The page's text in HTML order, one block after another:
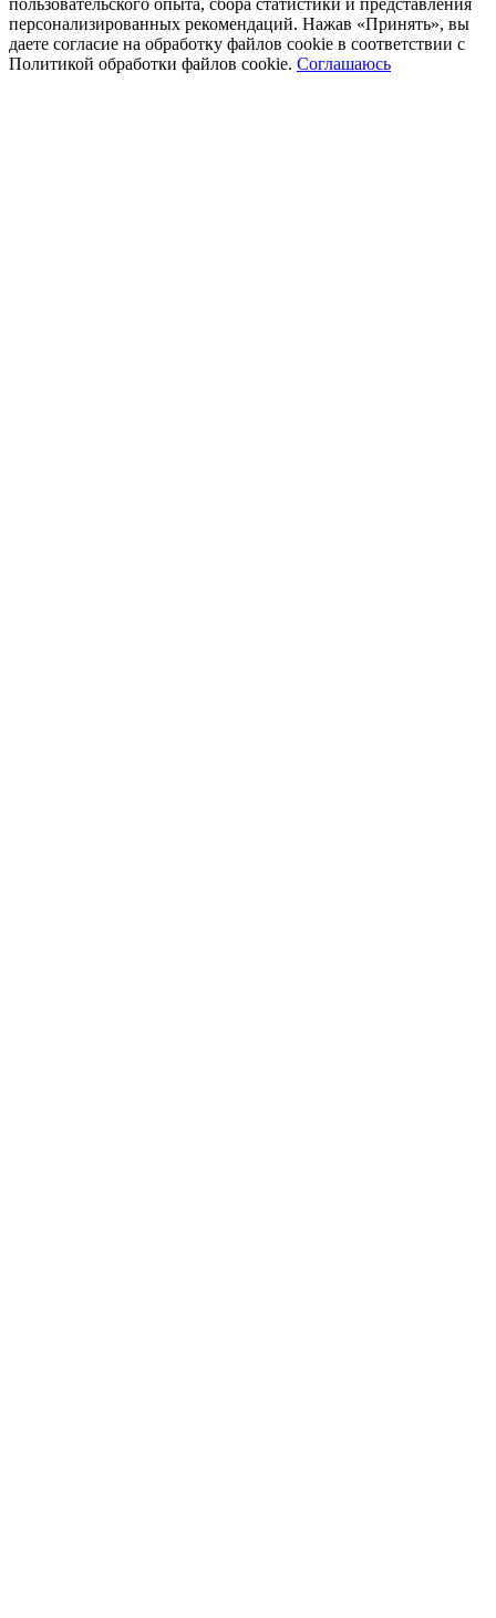
персонализированных рекомендаций. Нажав «Принять», вы
даете согласие на обработку файлов cookie в соответствии с
Политикой обработки файлов cookie. Соглашаюсь